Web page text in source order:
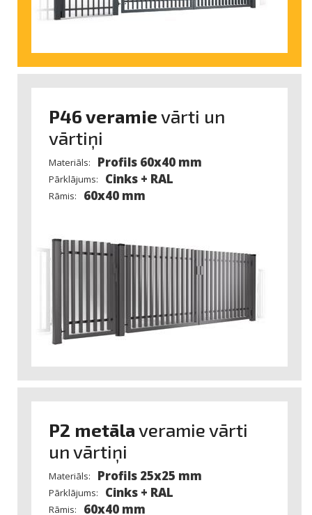
P46 veramievārti un
vārtiņi
Materiāls: Profils 60x40 mm
Pārklājums: Cinks + RAL
Rāmis: 60x40 mm
P2 metālaveramie vārti
un vārtiņi
Materiāls: Profils 25x25 mm
Pārklājums: Cinks + RAL
Rāmis: 60x40 mm